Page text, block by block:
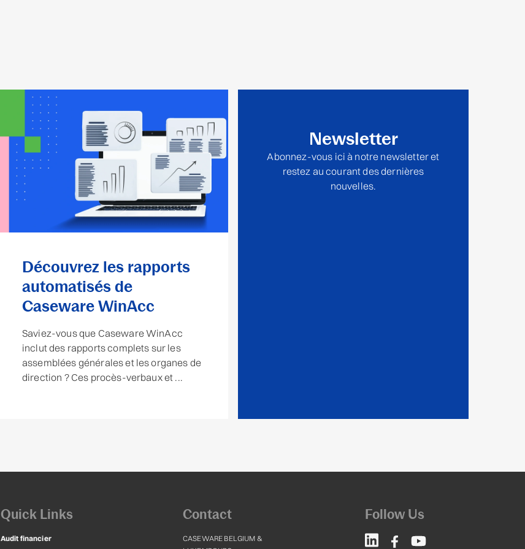
Découvrez les rapports
automatisés de
Caseware WinAcc
Saviez-vous que Caseware WinAcc
inclut des rapports complets sur les
assemblées générales et les organes de
direction ? Ces procès-verbaux et ...
Newsletter
Abonnez-vous ici à notre newsletter et
restez au courant des dernières
nouvelles.
Quick Links
Audit financier
Contact
CASEWARE BELGIUM &
Follow Us